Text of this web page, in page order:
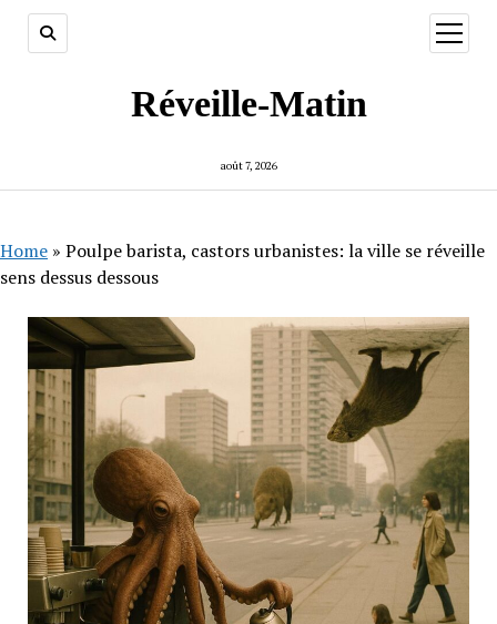
Réveille-Matin
août 7, 2026
ouvrir
menu
Home » Poulpe barista, castors urbanistes: la ville se réveille
sens dessus dessous